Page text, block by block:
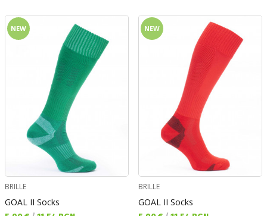
NEW
BRILLE
GOAL II Socks
NEW
BRILLE
GOAL II Socks